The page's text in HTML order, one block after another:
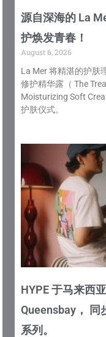
源自深海的 La
护焕发青春！
August 6, 2026
La Mer 将精湛的护肤
修护精华露（ The
Moisturizing Soft
护肤仪式。
HYPE 于马来西
Queensbay， 同
系列。